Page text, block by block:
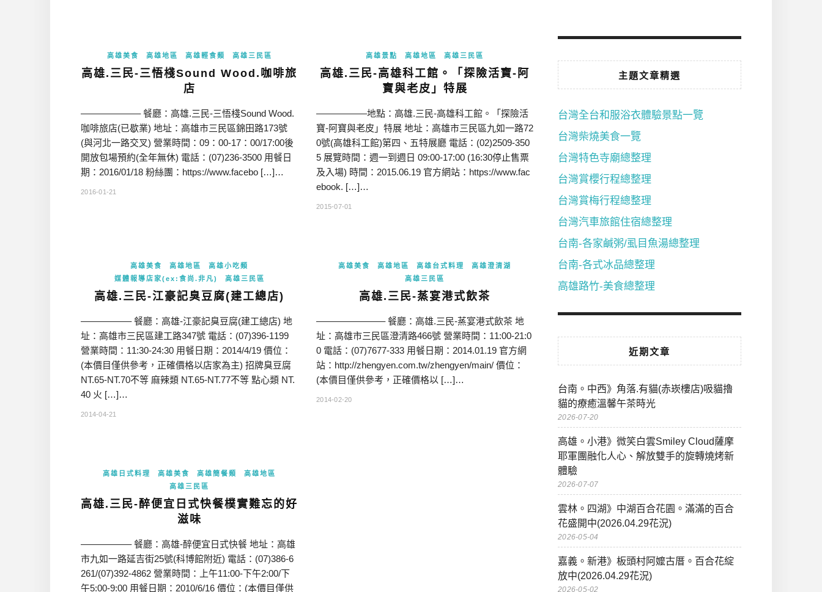
高雄美食 高雄地區 高雄輕食類 高雄三民區
高雄.三民-三悟棧Sound Wood.咖啡旅
店
——————– 餐廳：高雄.三民-三悟棧Sound Wood.
咖啡旅店(已歇業) 地址：高雄市三民區錦田路173號
(與河北一路交叉) 營業時間：09：00-17：00/17:00後
開放包場預約(全年無休) 電話：(07)236-3500 用餐日
期：2016/01/18 粉絲團：https://www.facebo […]…
2016-01-21
高雄景點 高雄地區 高雄三民區
高雄.三民-高雄科工館。「探險活寶-阿
寶與老皮」特展
—————–地點：高雄.三民-高雄科工館。「探險活
寶-阿寶與老皮」特展 地址：高雄市三民區九如一路72
0號(高雄科工館)第四、五特展廳 電話：(02)2509-350
5 展覽時間：週一到週日 09:00-17:00 (16:30停止售票
及入場) 時間：2015.06.19 官方網站：https://www.fac
ebook. […]…
2015-07-01
高雄美食 高雄地區
高雄小吃類
媒體報導店家(ex:食尚.非凡)
高雄三民區
高雄.三民-江豪記臭豆腐(建工總店)
—————– 餐廳：高雄-江豪記臭豆腐(建工總店) 地
址：高雄市三民區建工路347號 電話：(07)396-1199
營業時間：11:30-24:30 用餐日期：2014/4/19 價位：
(本價目僅供參考，正確價格以店家為主) 招牌臭豆腐
NT.65-NT.70不等 麻辣類 NT.65-NT.77不等 點心類 NT.
40 火 […]…
2014-04-21
高雄美食 高雄地區 高雄台式料理
高雄澄清湖
高雄三民區
高雄.三民-蒸宴港式飲茶
———————– 餐廳：高雄.三民-蒸宴港式飲茶 地
址：高雄市三民區澄清路466號 營業時間：11:00-21:0
0 電話：(07)7677-333 用餐日期：2014.01.19 官方網
站：http://zhengyen.com.tw/zhengyen/main/ 價位：
(本價目僅供參考，正確價格以 […]…
2014-02-20
高雄日式料理 高雄美食 高雄簡餐類
高雄地區
高雄三民區
高雄.三民-醉便宜日式快餐樸實難忘的好
滋味
—————– 餐廳：高雄-醉便宜日式快餐 地址：高雄
市九如一路延吉街25號(科博館附近) 電話：(07)386-6
261/(07)392-4862 營業時間：上午11:00-下午2:00/下
午5:00-9:00 用餐日期：2010/6/16 價位：(本價目僅供
主題文章精選
台灣全台和服浴衣體驗景點一覽
台灣柴燒美食一覽
台灣特色寺廟總整理
台灣賞櫻行程總整理
台灣賞梅行程總整理
台灣汽車旅館住宿總整理
台南-各家鹹粥/虱目魚湯總整理
台南-各式冰品總整理
高雄路竹-美食總整理
近期文章
台南。中西》角落.有貓(赤崁樓店)吸貓擼
貓的療癒溫馨午茶時光
2026-07-20
高雄。小港》微笑白雲Smiley Cloud薩摩
耶軍團融化人心、解放雙手的旋轉燒烤新
體驗
2026-07-07
雲林。四湖》中湖百合花園。滿滿的百合
花盛開中(2026.04.29花況)
2026-05-04
嘉義。新港》板頭村阿嬤古厝。百合花綻
放中(2026.04.29花況)
2026-05-02